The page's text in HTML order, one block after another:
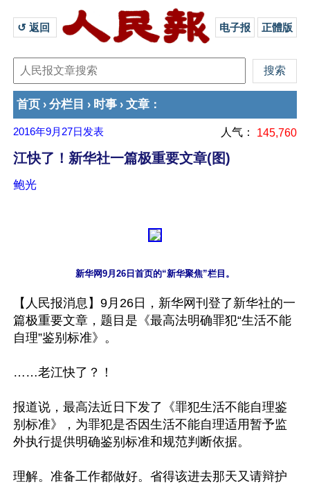
↺ 返回 电子报 正體版
首页 › 分栏目 › 时事 › 文章 ：
2016年9月27日 发表 人气： 145,760
江快了！新华社一篇极重要文章(图)
鲍光
新华网9月26日首页的“新华聚焦”栏目。
【人民报消息】9月26日，新华网刊登了新华社的一
篇极重要文章，题目是《最高法明确罪犯“生活不能
自理”鉴别标准》。
……老江快了？！
报道说，最高法近日下发了《罪犯生活不能自理鉴
别标准》，为罪犯是否因生活不能自理适用暂予监
外执行提供明确鉴别标准和规范判断依据。
理解。准备工作都做好。省得该进去那天又请辩护